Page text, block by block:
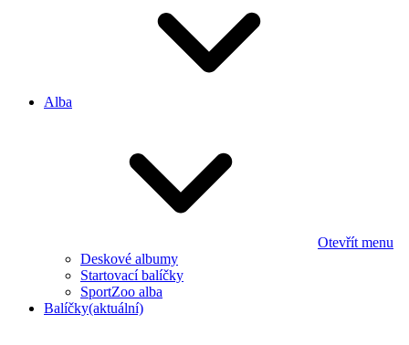
Alba
Otevřít menu
Deskové albumy
Startovací balíčky
SportZoo alba
Balíčky(aktuální)